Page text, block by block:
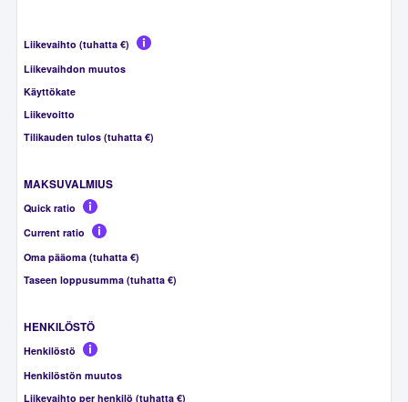
Liikevaihto (tuhatta €)
Liikevaihdon muutos
Käyttökate
Liikevoitto
Tilikauden tulos (tuhatta €)
MAKSUVALMIUS
Quick ratio
Current ratio
Oma pääoma (tuhatta €)
Taseen loppusumma (tuhatta €)
HENKILÖSTÖ
Henkilöstö
Henkilöstön muutos
Liikevaihto per henkilö (tuhatta €)